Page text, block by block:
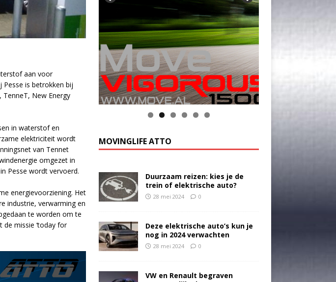
aan voor
Pesse is betrokken bij
New Energy
in waterstof en
elektriciteit wordt
van Tennet
omgezet in
Pesse wordt vervoerd.
energievoorziening. Het
industrie, verwarming en
te worden om te
missie ‘today for
Klik op de foto voor meer informatie
MOVINGLIFE ATTO
Duurzaam reizen: kies je de
trein of elektrische auto?
28 mei 2024 0
Deze elektrische auto’s kun je
nog in 2024 verwachten
28 mei 2024 0
VW en Renault begraven